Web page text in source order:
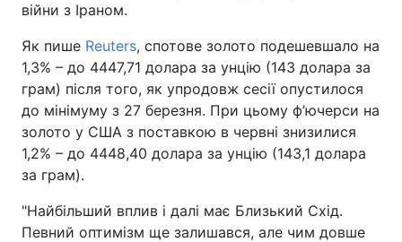
Техно і зв'язок Лайт
Зброя Інциденти
Здоров'я Туризм
Цікавинки
війни з Іраном.
Як пише Reuters, спотове золото подешевшало на
1,3% – до 4447,71 долара за унцію (143 долара за
грам) після того, як упродовж сесії опустилося
до мінімуму з 27 березня. При цьому ф’ючерси на
золото у США з поставкою в червні знизилися
1,2% – до 4448,40 долара за унцію (143,1 долара
за грам).
"Найбільший вплив і далі має Близький Схід.
Певний оптимізм ще залишався, але чим довше